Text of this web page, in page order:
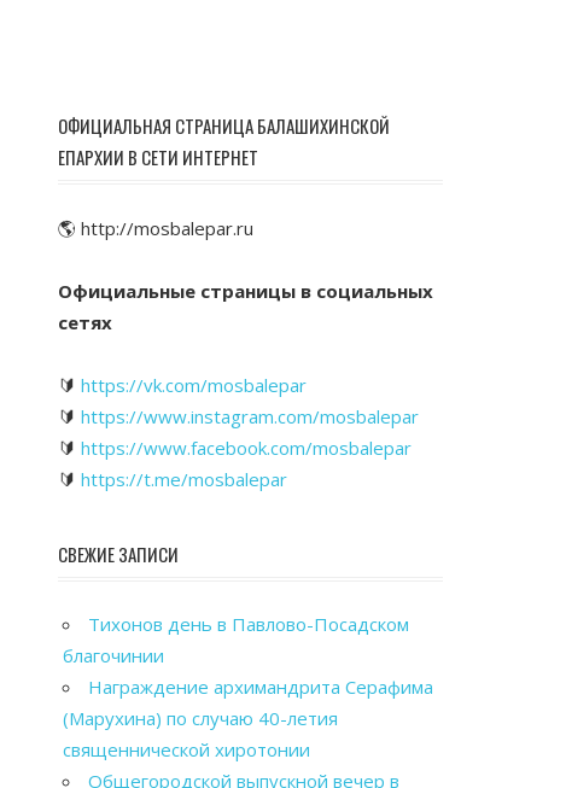
ОФИЦИАЛЬНАЯ СТРАНИЦА БАЛАШИХИНСКОЙ
ЕПАРХИИ В СЕТИ ИНТЕРНЕТ
🌎 http://mosbalepar.ru
Официальные страницы в социальных
сетях
🔰 https://vk.com/mosbalepar
🔰 https://www.instagram.com/mosbalepar
🔰 https://www.facebook.com/mosbalepar
🔰 https://t.me/mosbalepar
СВЕЖИЕ ЗАПИСИ
Тихонов день в Павлово-Посадском
благочинии
Награждение архимандрита Серафима
(Марухина) по случаю 40-летия
священнической хиротонии
Общегородской выпускной вечер в